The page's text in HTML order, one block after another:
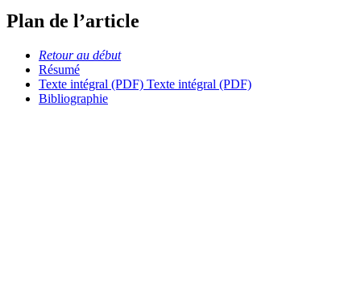
Plan de l’article
Retour au début
Résumé
Texte intégral (PDF) Texte intégral (PDF)
Bibliographie